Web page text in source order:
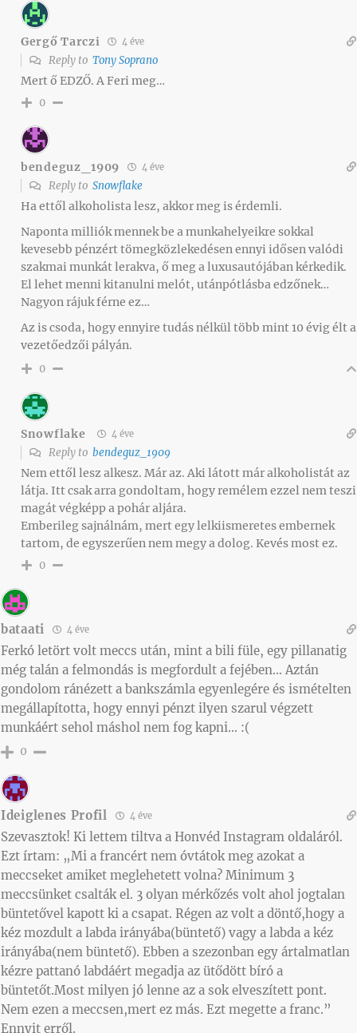
Gergő Tarczi 4 éve
Reply to Tony Soprano
Mert ő EDZŐ. A Feri meg…
0
bendeguz_1909 4 éve
Reply to Snowflake
Ha ettől alkoholista lesz, akkor meg is érdemli.
Naponta milliók mennek be a munkahelyeikre sokkal
kevesebb pénzért tömegközlekedésen ennyi idősen valódi
szakmai munkát lerakva, ő meg a luxusautójában kérkedik.
El lehet menni kitanulni melót, utánpótlásba edzőnek…
Nagyon rájuk férne ez…
Az is csoda, hogy ennyire tudás nélkül több mint 10 évig élt a
vezetőedzői pályán.
0
Snowflake 4 éve
Reply to bendeguz_1909
Nem ettől lesz alkesz. Már az. Aki látott már alkoholistát az
látja. Itt csak arra gondoltam, hogy remélem ezzel nem teszi
magát végképp a pohár aljára.
Emberileg sajnálnám, mert egy lelkiismeretes embernek
tartom, de egyszerűen nem megy a dolog. Kevés most ez.
0
bataati 4 éve
Ferkó letört volt meccs után, mint a bili füle, egy pillanatig
még talán a felmondás is megfordult a fejében… Aztán
gondolom ránézett a bankszámla egyenlegére és ismételten
megállapította, hogy ennyi pénzt ilyen szarul végzett
munkáért sehol máshol nem fog kapni… :(
0
Ideiglenes Profil 4 éve
Szevasztok! Ki lettem tiltva a Honvéd Instagram oldaláról.
Ezt írtam: „Mi a francért nem óvtátok meg azokat a
meccseket amiket meglehetett volna? Minimum 3
meccsünket csalták el. 3 olyan mérkőzés volt ahol jogtalan
büntetővel kapott ki a csapat. Régen az volt a döntő,hogy a
kéz mozdult a labda irányába(büntető) vagy a labda a kéz
irányába(nem büntető). Ebben a szezonban egy ártalmatlan
kézre pattanó labdáért megadja az ütődött bíró a
büntetőt.Most milyen jó lenne az a sok elveszített pont.
Nem ezen a meccsen,mert ez más. Ezt megette a franc.”
Ennyit erről.